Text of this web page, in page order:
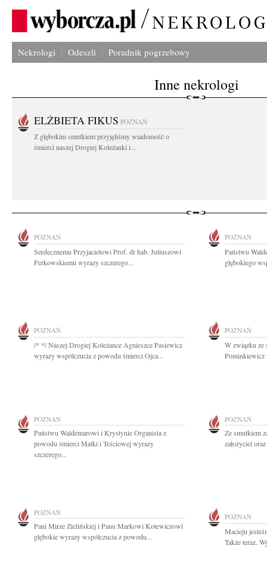
Nekrologi Odeszli Poradnik pogrzebowy
Inne nekrologi
ELŻBIETA FIKUS POZNAŃ
Z głębokim smutkiem przyjęliśmy wiadomość o
śmierci naszej Drogiej Koleżanki i...
POZNAŃ
Serdecznemu Przyjacielowi Prof. dr hab. Juliuszowi
Perkowskiemu wyrazy szczerego...
POZNAŃ
Państwu
głębokiego
POZNAŃ
/* */ Naszej Drogiej Koleżance Agnieszce Pasiewicz
wyrazy współczucia z powodu śmierci Ojca...
POZNAŃ
W związku ze
Pominkiewicz
POZNAŃ
Państwu Waldemarowi i Krystynie Organista z
powodu śmierci Matki i Teściowej wyrazy
szczerego...
POZNAŃ
Ze smutkiem
założyciel
POZNAŃ
Pani Mirze Zielińskiej i Panu Markowi Kotewiczowi
głębokie wyrazy współczucia z powodu...
POZNAŃ
Macieju
Także teraz.